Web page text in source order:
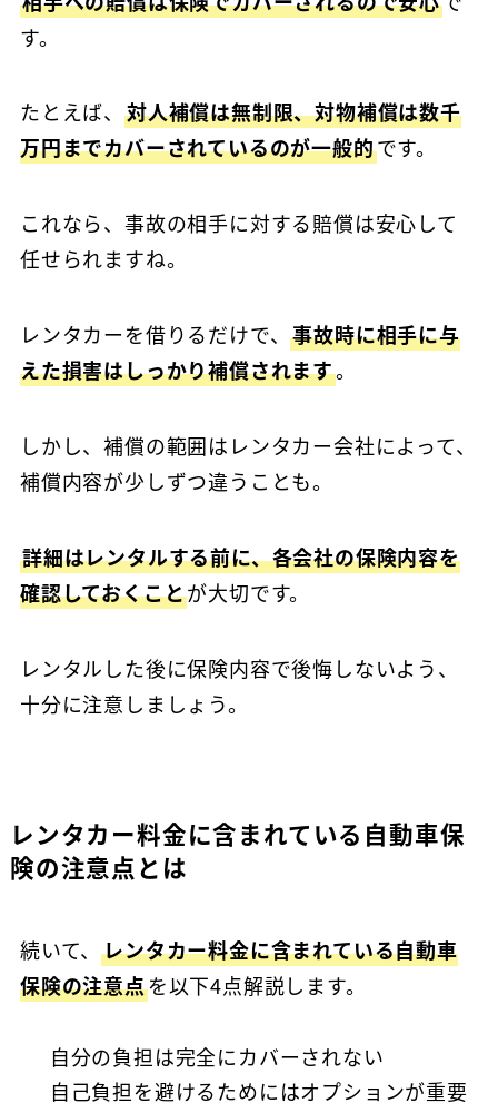
す。
たとえば、 対人補償は無制限、対物補償は数千
万円までカバーされているのが一般的です。
これなら、事故の相手に対する賠償は安心して
任せられますね。
レンタカーを借りるだけで、事故時に相手に与
えた損害はしっかり補償されます。
しかし、補償の範囲はレンタカー会社によって、
補償内容が少しずつ違うことも。
詳細はレンタルする前に、各会社の保険内容を
確認しておくことが大切です。
レンタルした後に保険内容で後悔しないよう、
十分に注意しましょう。
レンタカー料金に含まれている自動車保
険の注意点とは
続いて、レンタカー料金に含まれている自動車
保険の注意点を以下4点解説します。
自分の負担は完全にカバーされない
自己負担を避けるためにはオプションが重要